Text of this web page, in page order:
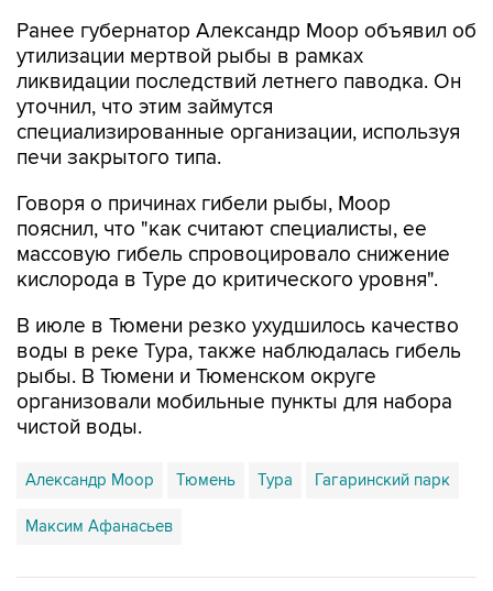
Ранее губернатор Александр Моор объявил об
утилизации мертвой рыбы в рамках
ликвидации последствий летнего паводка. Он
уточнил, что этим займутся
специализированные организации, используя
печи закрытого типа.
Говоря о причинах гибели рыбы, Моор
пояснил, что "как считают специалисты, ее
массовую гибель спровоцировало снижение
кислорода в Туре до критического уровня".
В июле в Тюмени резко ухудшилось качество
воды в реке Тура, также наблюдалась гибель
рыбы. В Тюмени и Тюменском округе
организовали мобильные пункты для набора
чистой воды.
Александр Моор Тюмень Тура Гагаринский парк
Максим Афанасьев